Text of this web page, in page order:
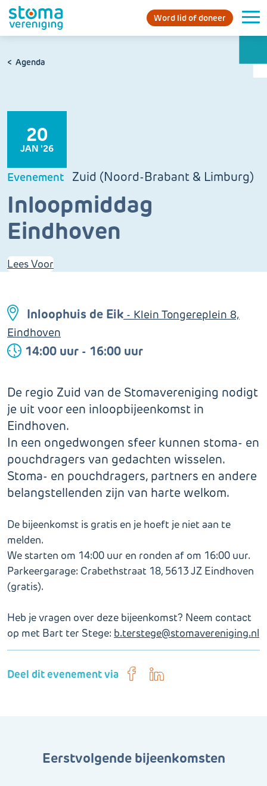
Word lid of doneer
Agenda
20
JAN '26
Evenement Zuid (Noord-Brabant & Limburg)
Inloopmiddag
Eindhoven
Lees Voor
Inloophuis de Eik - Klein Tongereplein 8,
Eindhoven
14:00 uur - 16:00 uur
De regio Zuid van de Stomavereniging nodigt
je uit voor een inloopbijeenkomst in
Eindhoven.
In een ongedwongen sfeer kunnen stoma- en
pouchdragers van gedachten wisselen.
Stoma- en pouchdragers, partners en andere
belangstellenden zijn van harte welkom.
De bijeenkomst is gratis en je hoeft je niet aan te
melden.
We starten om 14:00 uur en ronden af om 16:00 uur.
Parkeergarage: Crabethstraat 18, 5613 JZ Eindhoven
(gratis).
Heb je vragen over deze bijeenkomst? Neem contact
op met Bart ter Stege: b.terstege@stomavereniging.nl
Deel dit evenement via
Eerstvolgende bijeenkomsten